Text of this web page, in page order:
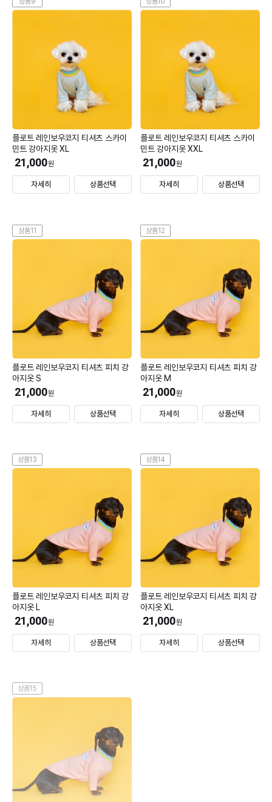
플로트 레인보우코지 티셔츠 스카이
민트 강아지옷 XL
21,000원
자세히 상품선택
플로트 레인보우코지 티셔츠 스카이
민트 강아지옷 XXL
21,000원
자세히 상품선택
상품11
플로트 레인보우코지 티셔츠 피치 강
아지옷 S
21,000원
자세히 상품선택
상품12
플로트 레인보우코지 티셔츠 피치 강
아지옷 M
21,000원
자세히 상품선택
상품13
플로트 레인보우코지 티셔츠 피치 강
아지옷 L
21,000원
자세히 상품선택
상품14
플로트 레인보우코지 티셔츠 피치 강
아지옷 XL
21,000원
자세히 상품선택
상품15